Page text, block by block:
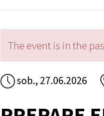
The event is in the
sob., 27.06.2026